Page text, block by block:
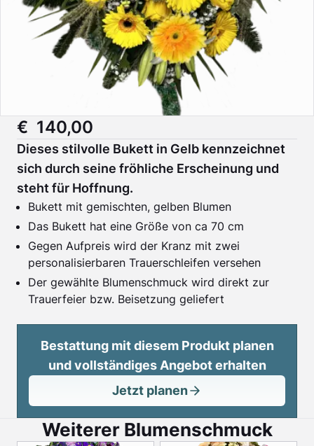
€ 140,00
Dieses stilvolle Bukett in Gelb kennzeichnet
sich durch seine fröhliche Erscheinung und
steht für Hoffnung.
Bukett mit gemischten, gelben Blumen
Das Bukett hat eine Größe von ca 70 cm
Gegen Aufpreis wird der Kranz mit zwei
personalisierbaren Trauerschleifen versehen
Der gewählte Blumenschmuck wird direkt zur
Trauerfeier bzw. Beisetzung geliefert
Bestattung mit diesem Produkt planen
und vollständiges Angebot erhalten
Jetzt planen
Weiterer Blumenschmuck